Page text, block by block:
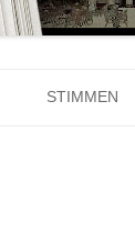
zum
ÜBER DORSTEN
STIMMEN